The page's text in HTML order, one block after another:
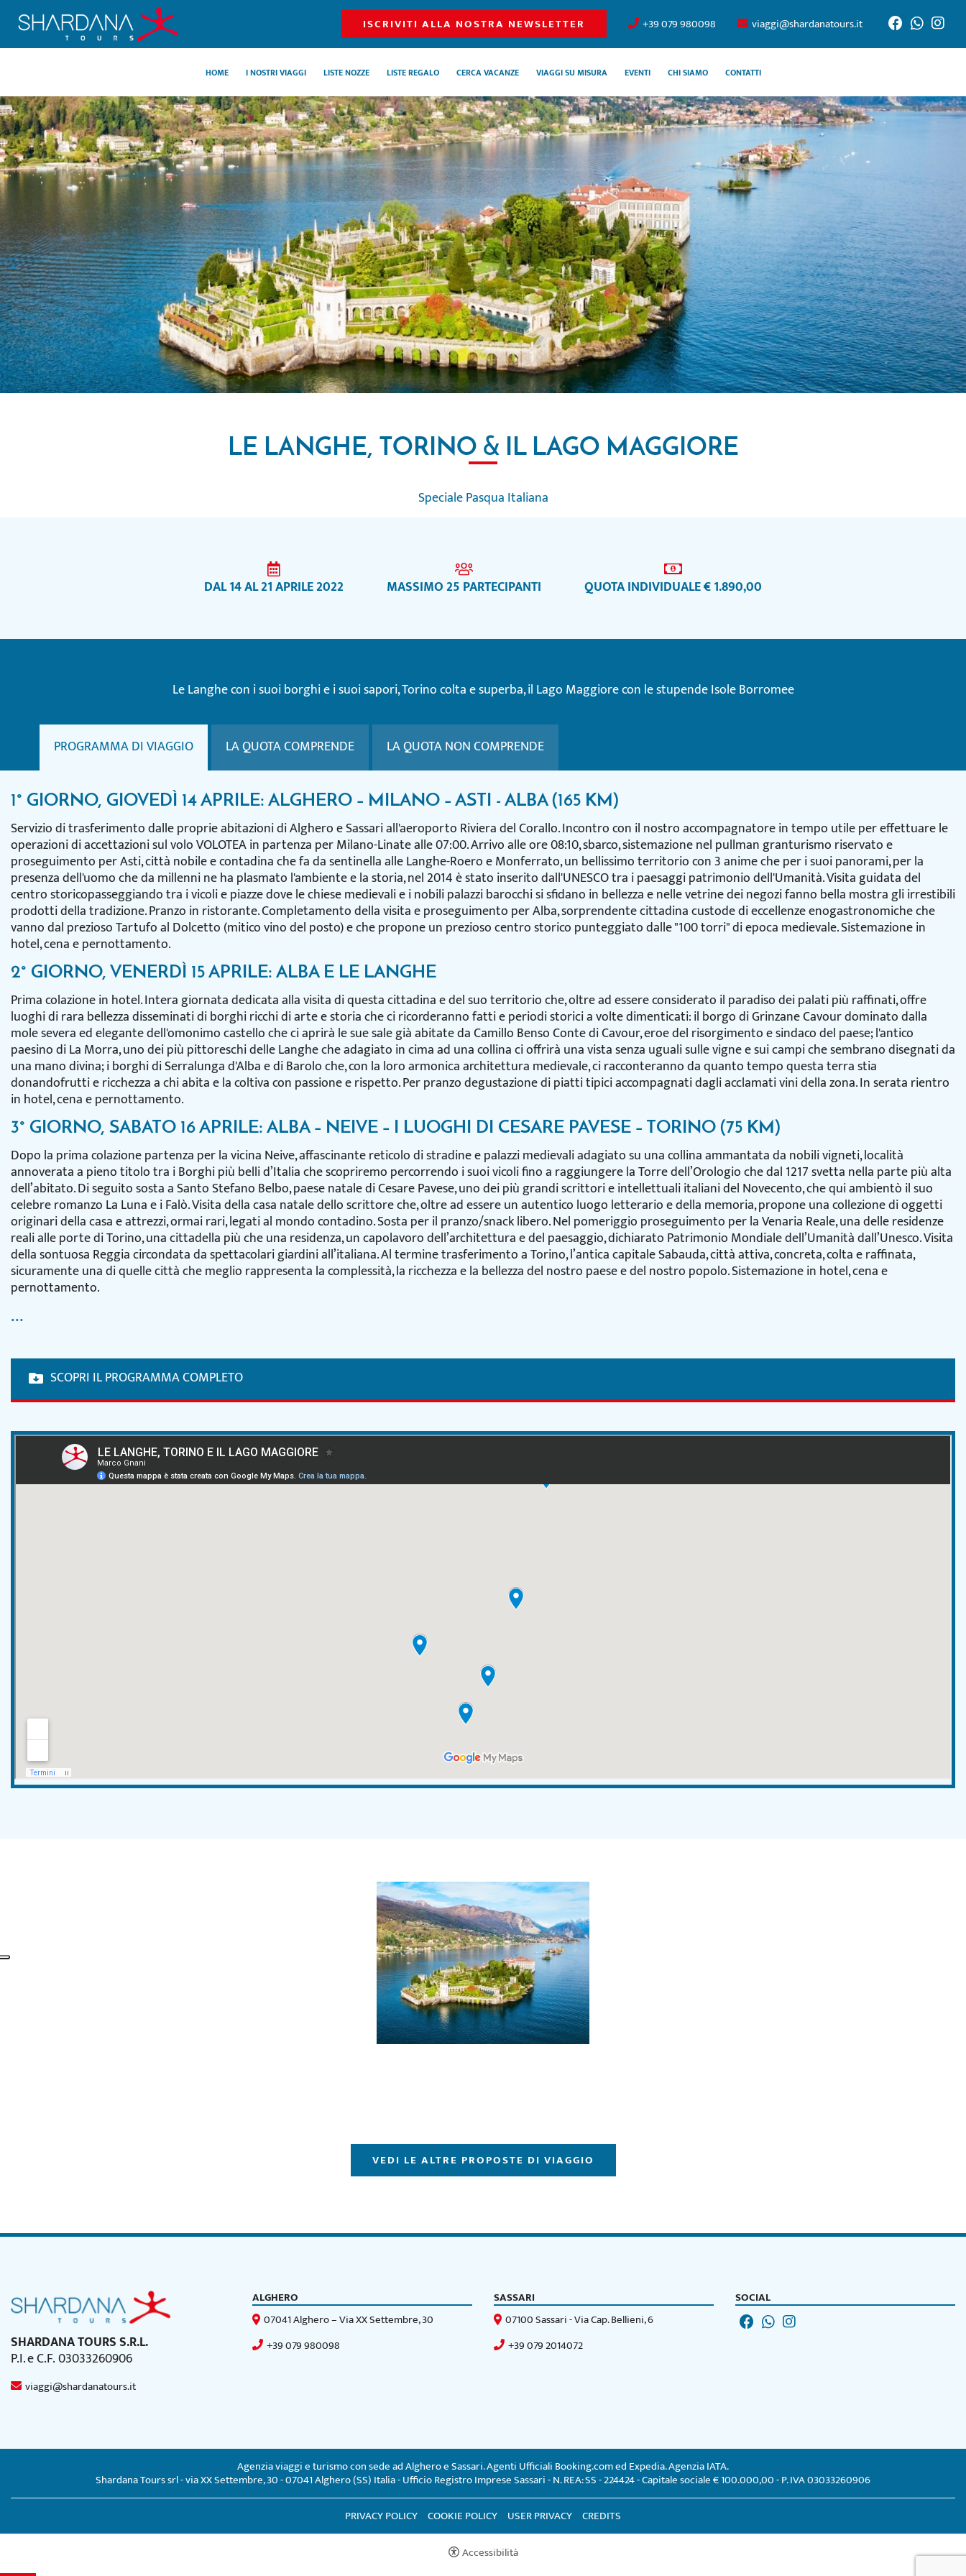
ISCRIVITI ALLA NOSTRA NEWSLETTER +39 079 980098 viaggi@shardanatours.it
HOME I NOSTRI VIAGGI LISTE NOZZE LISTE REGALO CERCA VACANZE VIAGGI SU MISURA EVENTI CHI SIAMO CONTATTI
LE LANGHE, TORINO & IL LAGO MAGGIORE
Speciale Pasqua Italiana
DAL 14 AL 21 APRILE 2022 MASSIMO 25 PARTECIPANTI QUOTA INDIVIDUALE € 1.890,00
Le Langhe con i suoi borghi e i suoi sapori, Torino colta e superba, il Lago Maggiore con le stupende Isole Borromee
PROGRAMMA DI VIAGGIO LA QUOTA COMPRENDE LA QUOTA NON COMPRENDE
1° GIORNO, GIOVEDÌ 14 APRILE: ALGHERO – MILANO – ASTI - ALBA (165 KM)
Servizio di trasferimento dalle proprie abitazioni di Alghero e Sassari all'aeroporto Riviera del Corallo. Incontro con il nostro accompagnatore in tempo utile per effettuare le
operazioni di accettazioni sul volo VOLOTEA in partenza per Milano-Linate alle 07:00. Arrivo alle ore 08:10, sbarco, sistemazione nel pullman granturismo riservato e
proseguimento per Asti, città nobile e contadina che fa da sentinella alle Langhe-Roero e Monferrato, un bellissimo territorio con 3 anime che per i suoi panorami, per la
presenza dell'uomo che da millenni ne ha plasmato l'ambiente e la storia, nel 2014 è stato inserito dall'UNESCO tra i paesaggi patrimonio dell'Umanità. Visita guidata del
centro storicopasseggiando tra i vicoli e piazze dove le chiese medievali e i nobili palazzi barocchi si sfidano in bellezza e nelle vetrine dei negozi fanno bella mostra gli irrestibili
prodotti della tradizione. Pranzo in ristorante. Completamento della visita e proseguimento per Alba, sorprendente cittadina custode di eccellenze enogastronomiche che
vanno dal prezioso Tartufo al Dolcetto (mitico vino del posto) e che propone un prezioso centro storico punteggiato dalle "100 torri" di epoca medievale. Sistemazione in
hotel, cena e pernottamento.
2° GIORNO, VENERDÌ 15 APRILE: ALBA E LE LANGHE
Prima colazione in hotel. Intera giornata dedicata alla visita di questa cittadina e del suo territorio che, oltre ad essere considerato il paradiso dei palati più raffinati, offre
luoghi di rara bellezza disseminati di borghi ricchi di arte e storia che ci ricorderanno fatti e periodi storici a volte dimenticati: il borgo di Grinzane Cavour dominato dalla
mole severa ed elegante dell'omonimo castello che ci aprirà le sue sale già abitate da Camillo Benso Conte di Cavour, eroe del risorgimento e sindaco del paese; l'antico
paesino di La Morra, uno dei più pittoreschi delle Langhe che adagiato in cima ad una collina ci offrirà una vista senza uguali sulle vigne e sui campi che sembrano disegnati da
una mano divina; i borghi di Serralunga d'Alba e di Barolo che, con la loro armonica architettura medievale, ci racconteranno da quanto tempo questa terra stia
donandofrutti e ricchezza a chi abita e la coltiva con passione e rispetto. Per pranzo degustazione di piatti tipici accompagnati dagli acclamati vini della zona. In serata rientro
in hotel, cena e pernottamento.
3° GIORNO, SABATO 16 APRILE: ALBA – NEIVE – I LUOGHI DI CESARE PAVESE – TORINO (75 KM)
Dopo la prima colazione partenza per la vicina Neive, affascinante reticolo di stradine e palazzi medievali adagiato su una collina ammantata da nobili vigneti, località
annoverata a pieno titolo tra i Borghi più belli d’Italia che scopriremo percorrendo i suoi vicoli fino a raggiungere la Torre dell’Orologio che dal 1217 svetta nella parte più alta
dell’abitato. Di seguito sosta a Santo Stefano Belbo, paese natale di Cesare Pavese, uno dei più grandi scrittori e intellettuali italiani del Novecento, che qui ambientò il suo
celebre romanzo La Luna e i Falò. Visita della casa natale dello scrittore che, oltre ad essere un autentico luogo letterario e della memoria, propone una collezione di oggetti
originari della casa e attrezzi, ormai rari, legati al mondo contadino. Sosta per il pranzo/snack libero. Nel pomeriggio proseguimento per la Venaria Reale, una delle residenze
reali alle porte di Torino, una cittadella più che una residenza, un capolavoro dell’architettura e del paesaggio, dichiarato Patrimonio Mondiale dell’Umanità dall’Unesco. Visita
della sontuosa Reggia circondata da spettacolari giardini all’italiana. Al termine trasferimento a Torino, l’antica capitale Sabauda, città attiva, concreta, colta e raffinata,
sicuramente una di quelle città che meglio rappresenta la complessità, la ricchezza e la bellezza del nostro paese e del nostro popolo. Sistemazione in hotel, cena e
pernottamento.
...
SCOPRI IL PROGRAMMA COMPLETO
VEDI LE ALTRE PROPOSTE DI VIAGGIO
SHARDANA TOURS S.R.L.
P.I. e C.F. 03033260906
viaggi@shardanatours.it
ALGHERO
07041 Alghero – Via XX Settembre, 30
+39 079 980098
SASSARI
07100 Sassari - Via Cap. Bellieni, 6
+39 079 2014072
SOCIAL
Agenzia viaggi e turismo con sede ad Alghero e Sassari. Agenti Ufficiali Booking.com ed Expedia. Agenzia IATA.
Shardana Tours srl - via XX Settembre, 30 - 07041 Alghero (SS) Italia - Ufficio Registro Imprese Sassari - N. REA: SS - 224424 - Capitale sociale € 100.000,00 - P. IVA 03033260906
PRIVACY POLICY COOKIE POLICY USER PRIVACY CREDITS
Accessibilità